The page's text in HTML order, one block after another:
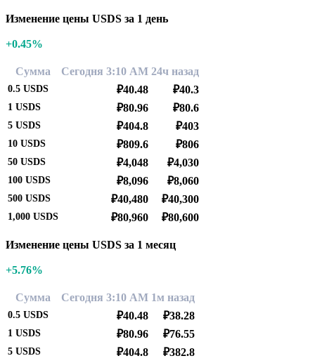
Изменение цены USDS за 1 день
+0.45%
Сумма Сегодня 3:10 AM 24ч назад
0.5 USDS ₽40.48 ₽40.3
1 USDS ₽80.96 ₽80.6
5 USDS ₽404.8 ₽403
10 USDS ₽809.6 ₽806
50 USDS ₽4,048 ₽4,030
100 USDS ₽8,096 ₽8,060
500 USDS ₽40,480 ₽40,300
1,000 USDS ₽80,960 ₽80,600
Изменение цены USDS за 1 месяц
+5.76%
Сумма Сегодня 3:10 AM 1м назад
0.5 USDS ₽40.48 ₽38.28
1 USDS ₽80.96 ₽76.55
5 USDS ₽404.8 ₽382.8